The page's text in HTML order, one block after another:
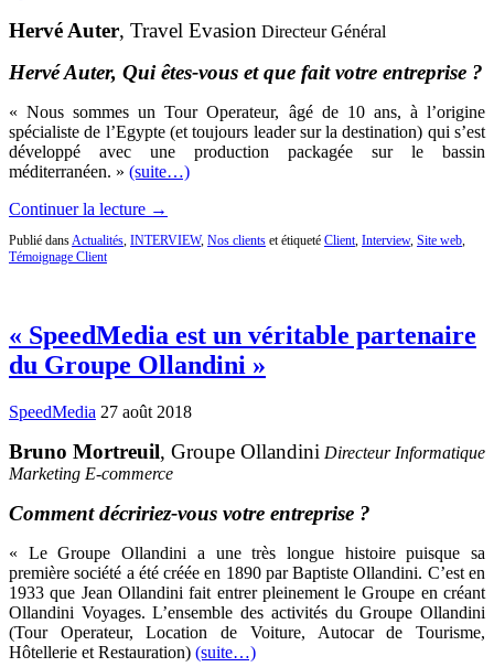
Hervé Auter, Travel Evasion Directeur Général
Hervé Auter, Qui êtes-vous et que fait votre entreprise ?
« Nous sommes un Tour Operateur, âgé de 10 ans, à l’origine
spécialiste de l’Egypte (et toujours leader sur la destination) qui s’est
développé avec une production packagée sur le bassin
méditerranéen. » (suite…)
Continuer la lecture →
Publié dans Actualités INTERVIEW, Nos clients et étiqueté Client Interview, Site web
Témoignage Client
« SpeedMedia est un véritable partenaire
du Groupe Ollandini »
SpeedMedia 27 août 2018
Bruno Mortreuil, Groupe Ollandini Directeur Informatique
Marketing E-commerce
Comment décririez-vous votre entreprise ?
« Le Groupe Ollandini a une très longue histoire puisque sa
première société a été créée en 1890 par Baptiste Ollandini. C’est en
1933 que Jean Ollandini fait entrer pleinement le Groupe en créant
Ollandini Voyages. L’ensemble des activités du Groupe Ollandini
(Tour Operateur, Location de Voiture, Autocar de Tourisme,
Hôtellerie et Restauration) (suite…)